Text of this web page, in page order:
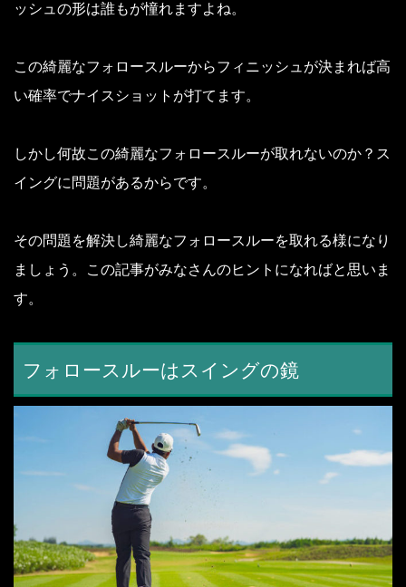
ッシュの形は誰もが憧れますよね。
この綺麗なフォロースルーからフィニッシュが決まれば高
い確率でナイスショットが打てます。
しかし何故この綺麗なフォロースルーが取れないのか？ ス
イングに問題があるからです。
その問題を解決し綺麗なフォロースルーを取れる様になり
ましょう。
この記事がみなさんのヒントになればと思いま
す。
フォロースルーはスイングの鏡